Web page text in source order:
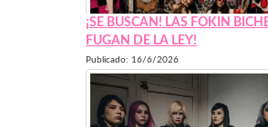
¡SE BUSCAN! LAS FOKIN
FUGAN DE LA LEY!
Publicado: 16/6/2026